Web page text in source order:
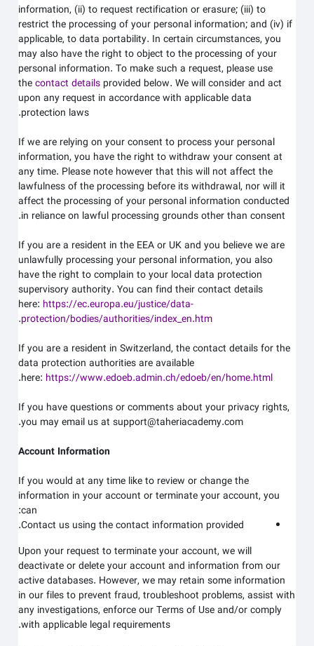
information, (ii) to request rectification or erasure; (iii) to
restrict the processing of your personal information; and (iv) if
applicable, to data portability. In certain circumstances, you
may also have the right to object to the processing of your
personal information. To make such a request, please use
thecontact detailsprovided below. We will consider and act
upon any request in accordance with applicable data
protection laws.
If we are relying on your consent to process your personal
information, you have the right to withdraw your consent at
any time. Please note however that this will not affect the
lawfulness of the processing before its withdrawal, nor will it
affect the processing of your personal information conducted
in reliance on lawful processing grounds other than consent.
If you are a resident in the EEA or UK and you believe we are
unlawfully processing your personal information, you also
have the right to complain to your local data protection
supervisory authority. You can find their contact details
here:https://ec.europa.eu/justice/data-
protection/bodies/authorities/index_en.htm
.
If you are a resident in Switzerland, the contact details for the
data protection authorities are available
here:https://www.edoeb.admin.ch/edoeb/en/home.html
.
If you have questions or comments about your privacy rights,
you may email us atsupport@taheriacademy.com
.
Account Information
If you would at any time like to review or change the
information in your account or terminate your account, you
can:
Contact us using the contact information provided.
Upon your request to terminate your account, we will
deactivate or delete your account and information from our
active databases. However, we may retain some information
in our files to prevent fraud, troubleshoot problems, assist with
any investigations, enforce our Terms of Use and/or comply
with applicable legal requirements.